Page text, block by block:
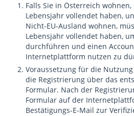
Falls Sie in Österreich wohnen,
Lebensjahr vollendet haben,
Nicht-EU-Ausland wohnen,
Lebensjahr vollendet haben,
durchführen und einen
Internetplattform nutzen zu
Voraussetzung für die
die Registrierung über das
Formular. Nach der
Formular auf der
Bestätigungs-E-Mail zur